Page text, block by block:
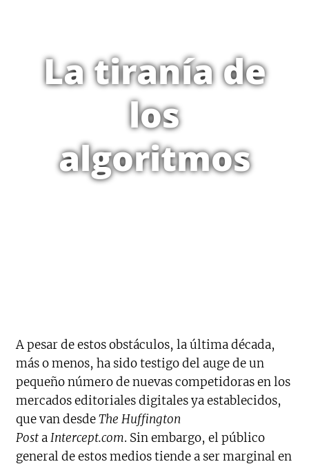
La tiranía de
los
algoritmos
A pesar de estos obstáculos, la última década,
más o menos, ha sido testigo del auge de un
pequeño número de nuevas competidoras en los
mercados editoriales digitales ya establecidos,
que van desdeThe Huffington
Post aIntercept.com. Sin embargo, el público
general de estos medios tiende a ser marginal en